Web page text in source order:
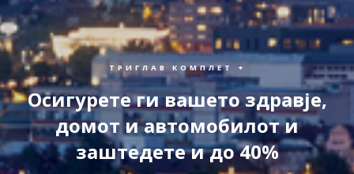
ТРИГЛАВ КОМПЛЕТ +
Осигурете ги вашето здравје,
домот и автомобилот и
заштедете и до 40%